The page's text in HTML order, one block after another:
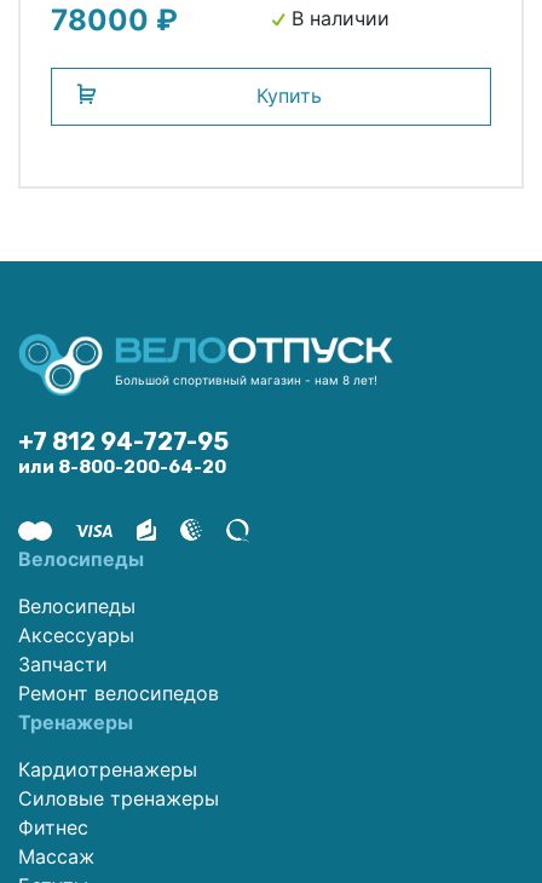
78000 ₽ В наличии
Купить
Большой спортивный магазин - нам 8 лет!
+7 812 94-727-95
или 8-800-200-64-20
Велосипеды
Велосипеды
Аксессуары
Запчасти
Ремонт велосипедов
Тренажеры
Кардиотренажеры
Силовые тренажеры
Фитнес
Массаж